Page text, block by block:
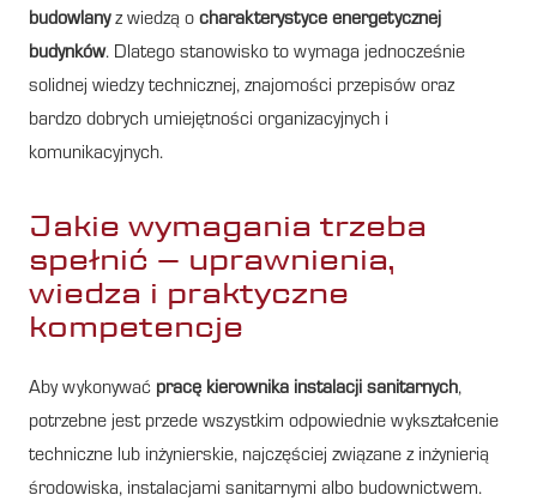
budowlanyz wiedzą o charakterystyce energetycznej
budynków. Dlatego stanowisko to wymaga jednocześnie
solidnej wiedzy technicznej, znajomości przepisów oraz
bardzo dobrych umiejętności organizacyjnych i
komunikacyjnych.
Jakie wymagania trzeba
spełnić – uprawnienia,
wiedza i praktyczne
kompetencje
Aby wykonywać pracę kierownika instalacji sanitarnych,
potrzebne jest przede wszystkim odpowiednie wykształcenie
techniczne lub inżynierskie, najczęściej związane z inżynierią
środowiska, instalacjami sanitarnymi albo budownictwem.